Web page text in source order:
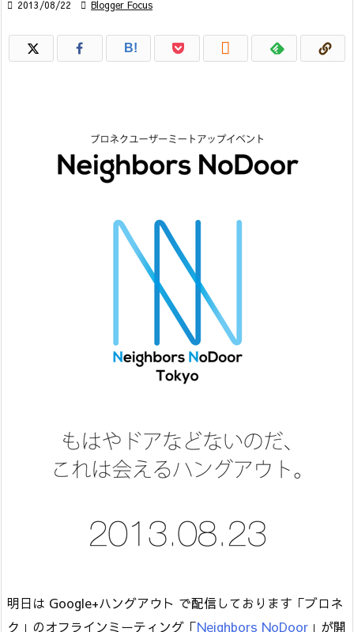
 2013/08/22  Blogger Focus
B! 
明日は Google+ハングアウト で配信しております「ブロネ
ク」のオフラインミーティング「Neighbors NoDoor 」が開